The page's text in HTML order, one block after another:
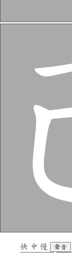
快 中 慢 聲音